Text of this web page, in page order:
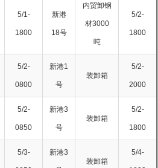
5/1-
1800
新港
18号
内贸卸钢
材3000
吨
5/2-
1800
5/2-
0800
新港1
号
装卸箱
5/2-
2000
5/2-
0850
新港3
号
装卸箱
5/2-
1800
5/3- 新港3
装卸箱
5/4-